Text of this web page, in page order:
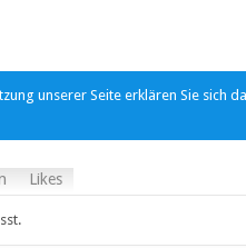
unserer Seite erklären Sie sich
Likes